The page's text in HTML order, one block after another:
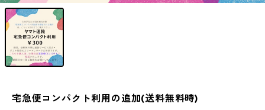
宅急便コンパクト利用の追加(送料無料時)